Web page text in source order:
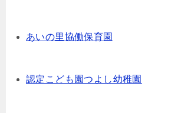
あいの里協働保育園
認定こども園つよし幼稚園